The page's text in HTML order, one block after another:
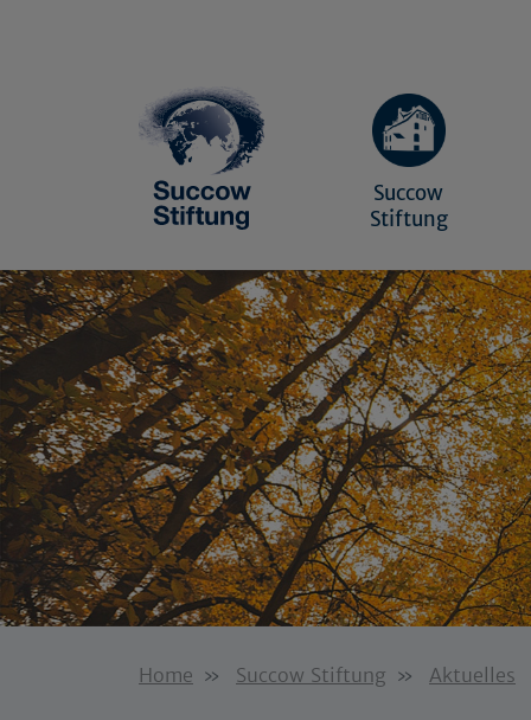
Succow
Stiftung
Home Succow Stiftung Aktuelles